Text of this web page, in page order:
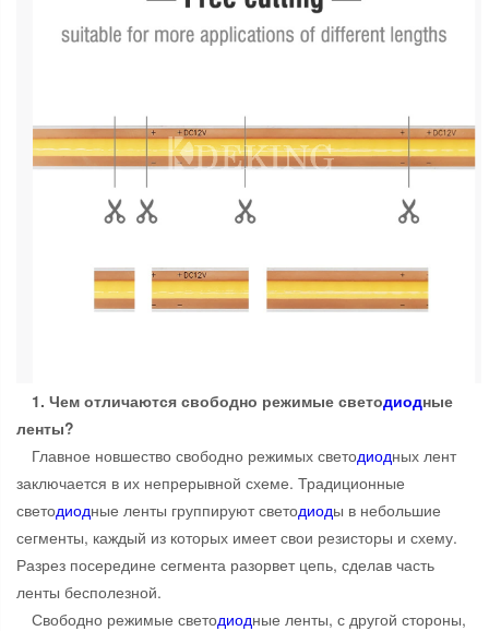
1. Чем отличаются свободно режимые светодиодные
ленты?
Главное новшество свободно режимых светодиодных лент
заключается в их непрерывной схеме. Традиционные
светодиодные ленты группируют светодиоды в небольшие
сегменты, каждый из которых имеет свои резисторы и схему.
Разрез посередине сегмента разорвет цепь, сделав часть
ленты бесполезной.
Свободно режимые светодиодные ленты, с другой стороны,